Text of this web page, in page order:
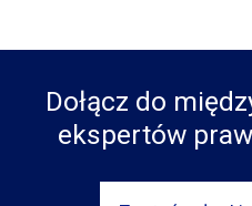
Dołącz do
ekspertów